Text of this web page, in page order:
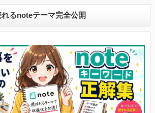
れるnoteテーマ完全公開